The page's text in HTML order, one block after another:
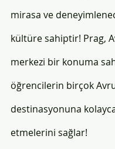
mirasa ve
kültüre sahiptir! Prag,
merkezi bir konuma
öğrencilerin birçok
destinasyonuna
etmelerini sağlar!